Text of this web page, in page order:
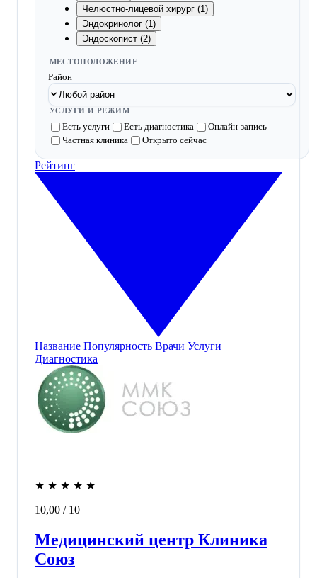
Челюстно-лицевой хирург (1)
Эндокринолог (1)
Эндоскопист (2)
МЕСТОПОЛОЖЕНИЕ
Район
УСЛУГИ И РЕЖИМ
Есть услуги Есть диагностика
Онлайн-запись
Частная клиника
Открыто сейчас
Рейтинг
Название Популярность Врачи Услуги
Диагностика
★ ★ ★ ★ ★
10,00 / 10
Медицинский центр Клиника
Союз